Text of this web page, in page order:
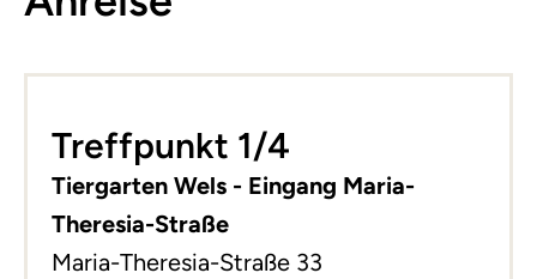
−
Treffpunkt 1/4
Tiergarten Wels - Eingang Maria-
Theresia-Straße
Maria-Theresia-Straße 33